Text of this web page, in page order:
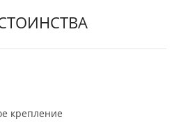
крепление